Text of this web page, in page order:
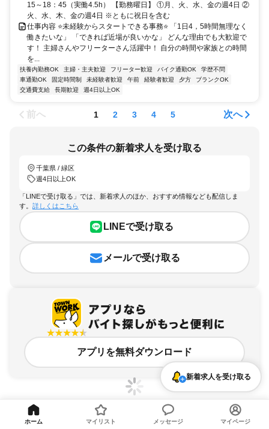
15～18：45（実働4.5h） 【勤務曜日】 ①月、火、水、金の週4日 ②
火、水、木、金の週4日 ※ともに祝日を含む
仕事内容 ⭐未経験からスタートできる事務⭐ 「1日4，5時間無理なく
働きたいな」 「できれば近場が良いかな」 どんな理由でも大歓迎で
す！ 主婦さんやフリーターさん活躍中！ 自分の時間や家族との時間
を...
扶養内勤務OK 主婦・主夫歓迎 フリーター歓迎 バイク通勤OK
学歴不問
車通勤OK
固定時間制 未経験者歓迎 午前 経験者歓迎 夕方
ブランクOK
交通費支給
長期歓迎 週4日以上OK
前へ 1 2 3 4 5 次へ
この条件の新着求人を受け取る
千葉県 / 緑区
週4日以上OK
「LINEで受け取る」では、新着求人のほか、おすすめ情報なども配信しま
す。 詳しくはこちら
LINEで受け取る
メールで受け取る
アプリを無料ダウンロード
新着求人を受け取る
ホーム マイリスト メッセージ マイページ